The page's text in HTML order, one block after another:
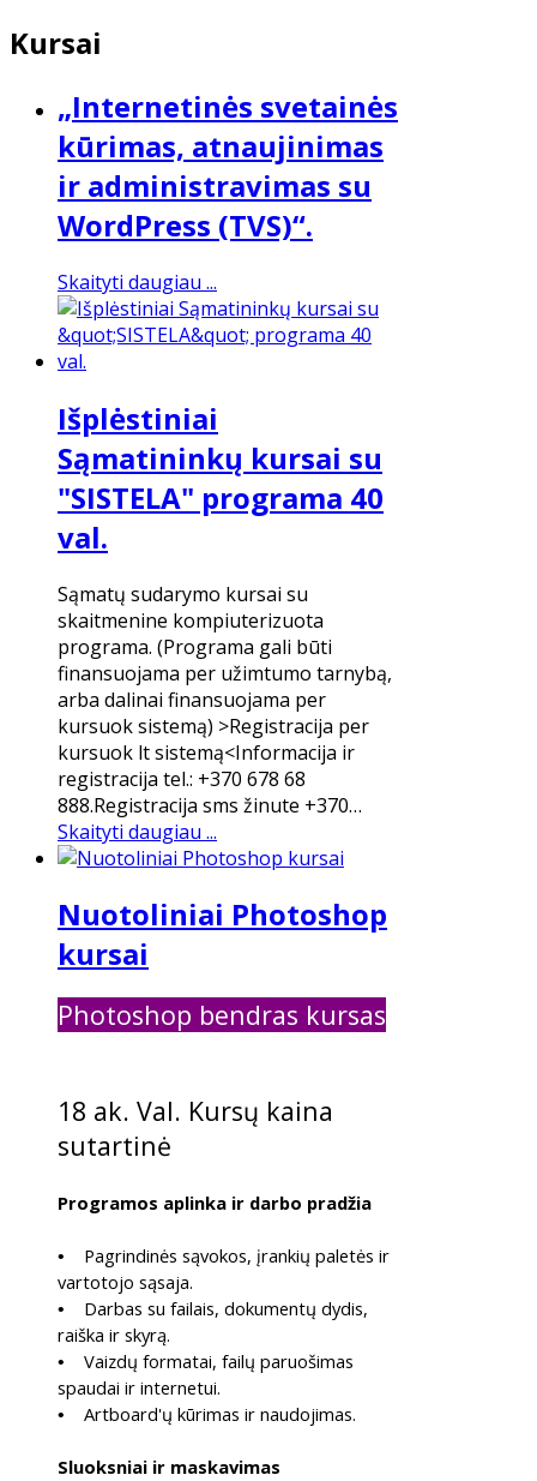
Kursai
„Internetinės svetainės
kūrimas, atnaujinimas
ir administravimas su
WordPress (TVS)“.
Skaityti daugiau ...
Išplėstiniai
Sąmatininkų kursai su
"SISTELA" programa 40
val.
Sąmatų sudarymo kursai su
skaitmenine kompiuterizuota
programa. (Programa gali būti
finansuojama per užimtumo tarnybą,
arba dalinai finansuojama per
kursuok sistemą) >Registracija per
kursuok lt sistemą<Informacija ir
registracija tel.: +370 678 68
888.Registracija sms žinute +370…
Skaityti daugiau ...
Nuotoliniai Photoshop
kursai
Photoshop bendras kursas
18 ak. Val. Kursų kaina
sutartinė
Programos aplinka ir darbo pradžia
•
Pagrindinės sąvokos, įrankių paletės ir
vartotojo sąsaja.
•
Darbas su failais, dokumentų dydis,
raiška ir skyrą.
•
Vaizdų formatai, failų paruošimas
spaudai ir internetui.
• Artboard'ų kūrimas ir naudojimas.
Sluoksniai ir maskavimas